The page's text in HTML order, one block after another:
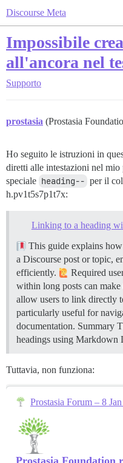
Discourse Meta
Impossibile
all'ancora nel
Supporto
prostasia (Prostasia
Ho seguito le istruzioni in
diretti alle intestazioni nel mio
speciale heading-- per il
h.pv1t5s7p1t7x:
Linking to a heading
This guide explains
a Discourse post or topic,
efficiently.
Required
within long posts can make
allow users to link directly
particularly useful for
documentation. Summary
headings using
Tuttavia, non funziona:
Prostasia Forum – 8
Prostasia Foundation